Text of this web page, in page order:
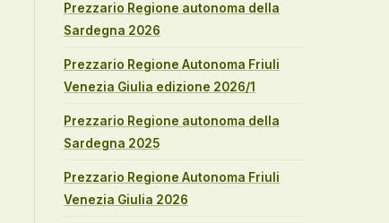
Prezzario Regione autonoma della
Sardegna 2026
Prezzario Regione Autonoma Friuli
Venezia Giulia edizione 2026/1
Prezzario Regione autonoma della
Sardegna 2025
Prezzario Regione Autonoma Friuli
Venezia Giulia 2026